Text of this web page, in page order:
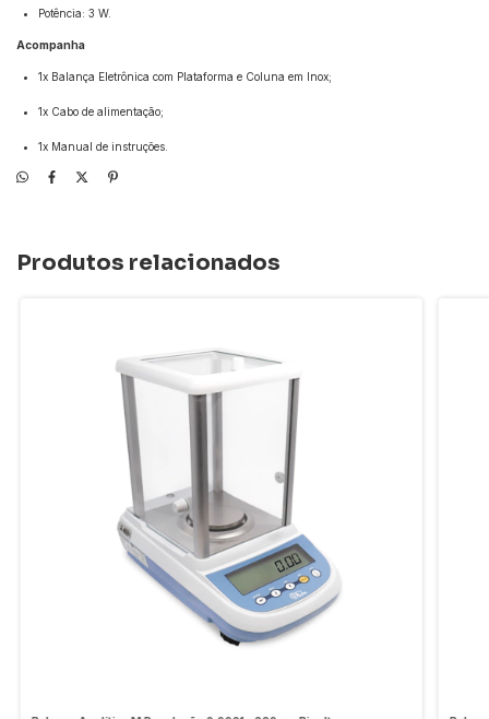
Potência: 3 W.
Acompanha
1x Balança Eletrônica com Plataforma e Coluna em Inox;
1x Cabo de alimentação;
1x Manual de instruções.
Produtos relacionados